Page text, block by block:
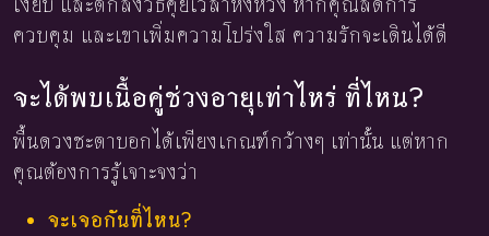
ควบคุม และเขาเพิ่มความโปร่งใส ความรักจะเดินได้ดี
จะได้พบเนื้อคู่ช่วงอายุเท่าไหร่ ที่ไหน?
พื้นดวงชะตาบอกได้เพียงเกณฑ์กว้างๆ เท่านั้น แต่หาก
คุณต้องการรู้เจาะจงว่า
จะเจอกันที่ไหน?